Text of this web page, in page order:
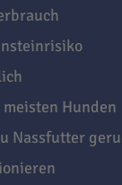
Hunden
Nassfutter